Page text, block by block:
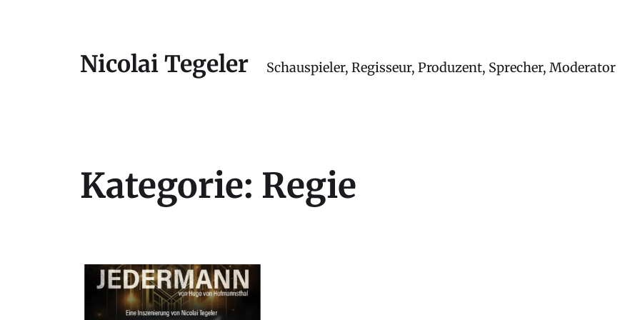
Nicolai Tegeler Schauspieler, Regisseur, Produzent, Sprecher, Moderator
Kategorie: Regie